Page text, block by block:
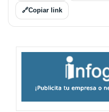
🔗Copiar link